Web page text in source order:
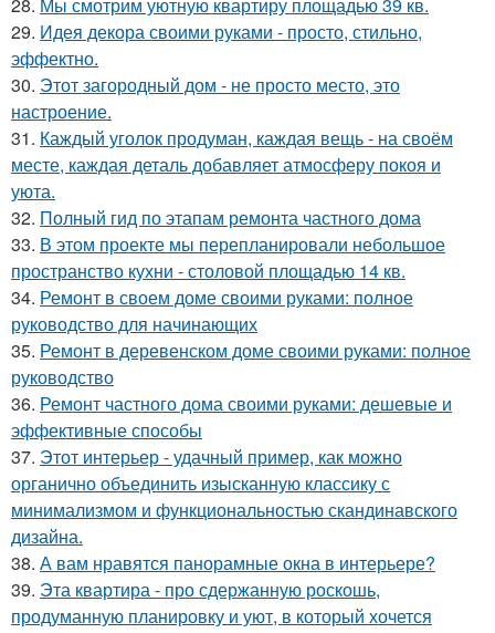
28. Мы смотрим уютную квартиру площадью 39 кв.
29. Идея декора своими руками - просто, стильно,
эффектно.
30. Этот загородный дом - не просто место, это
настроение.
31. Каждый уголок продуман, каждая вещь - на своём
месте, каждая деталь добавляет атмосферу покоя и
уюта.
32. Полный гид по этапам ремонта частного дома
33. В этом проекте мы перепланировали небольшое
пространство кухни - столовой площадью 14 кв.
34. Ремонт в своем доме своими руками: полное
руководство для начинающих
35. Ремонт в деревенском доме своими руками: полное
руководство
36. Ремонт частного дома своими руками: дешевые и
эффективные способы
37. Этот интерьер - удачный пример, как можно
органично объединить изысканную классику с
минимализмом и функциональностью скандинавского
дизайна.
38. А вам нравятся панорамные окна в интерьере?
39. Эта квартира - про сдержанную роскошь,
продуманную планировку и уют, в который хочется